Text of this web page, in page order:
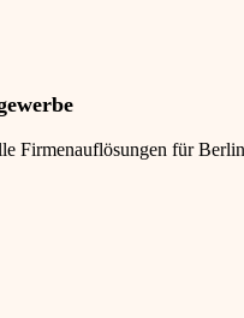
Firmenauflösungen für